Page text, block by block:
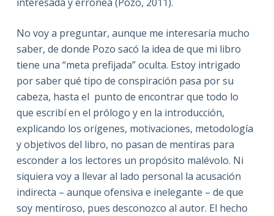
No voy a preguntar, aunque me interesaría mucho
saber, de donde Pozo sacó la idea de que mi libro
tiene una “meta prefijada” oculta. Estoy intrigado
por saber qué tipo de conspiración pasa por su
cabeza, hasta el punto de encontrar que todo lo
que escribí en el prólogo y en la introducción,
explicando los orígenes, motivaciones, metodología
y objetivos del libro, no pasan de mentiras para
esconder a los lectores un propósito malévolo. Ni
siquiera voy a llevar al lado personal la acusación
indirecta – aunque ofensiva e inelegante – de que
soy mentiroso, pues desconozco al autor. El hecho